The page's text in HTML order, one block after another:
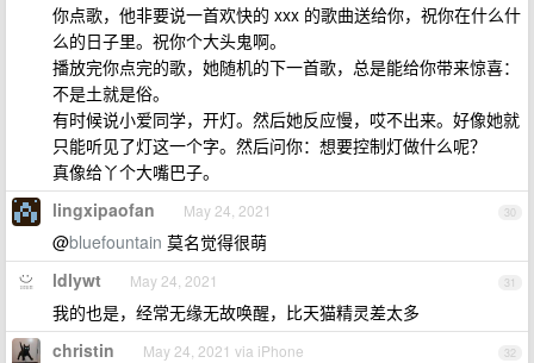
你点歌，他非要说一首欢快的 xxx 的歌曲送给你，祝你在什么什
么的日子里。祝你个大头鬼啊。
播放完你点完的歌，她随机的下一首歌，总是能给你带来惊喜：
不是土就是俗。
有时候说小爱同学，开灯。然后她反应慢，哎不出来。好像她就
只能听见了灯这一个字。然后问你：想要控制灯做什么呢？
真像给丫个大嘴巴子。
30
lingxipaofan May 24, 2021
@bluefountain 莫名觉得很萌
31
ldlywt May 24, 2021
我的也是，经常无缘无故唤醒，比天猫精灵差太多
32
christin May 24, 2021 via iPhone